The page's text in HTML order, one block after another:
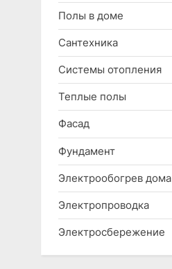
Полы в доме
Сантехника
Системы отопления
Теплые полы
Фасад
Фундамент
Электрообогрев дома
Электропроводка
Электросбережение